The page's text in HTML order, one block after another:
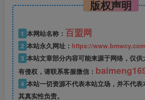
版权声明
1 本网站名称： 百盟网
2 本站永久网址： https://
3 本站文章部分内容可能来源于网络，仅供
有侵权，请联系客服微信：
4 本站一切资源不代表本站立场，并不代
其真实性负责。